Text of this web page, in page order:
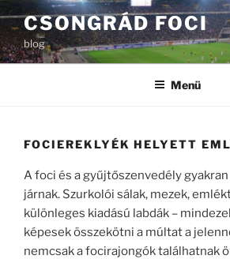
Tartalomhoz
CSONGRÁD FOCI
blog
Menü
FOCIEREKLYÉK HELYETT
A foci és a gyűjtőszenvedély gyakran
járnak. Szurkolói sálak, mezek,
különleges kiadású labdák –
képesek összekötni a múltat a
nemcsak a focirajongók találhatnak